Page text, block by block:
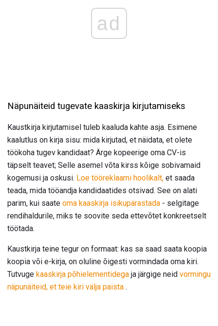
ad
Näpunäiteid tugevate kaaskirja kirjutamiseks
Kaustkirja kirjutamisel tuleb kaaluda kahte asja. Esimene
kaalutlus on kirja sisu: mida kirjutad, et näidata, et olete
töökoha tugev kandidaat? Ärge kopeerige oma CV-is
täpselt teavet; Selle asemel võta kirss kõige sobivamaid
kogemusi ja oskusi. Loe tööreklaami hoolikalt, et saada
teada, mida tööandja kandidaatides otsivad. See on alati
parim, kui saate oma kaaskirja isikupärastada - selgitage
rendihaldurile, miks te soovite seda ettevõtet konkreetselt
töötada.
Kaustkirja teine ​​tegur on formaat: kas sa saad saata koopia
koopia või e-kirja, on oluline õigesti vormindada oma kiri.
Tutvuge kaaskirja põhielementidega ja järgige neid vormingu
näpunäiteid, et teie kiri välja paista .